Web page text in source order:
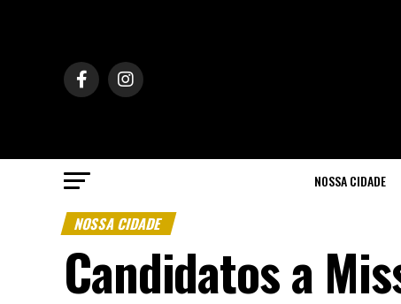
NOSSA CIDADE
NOSSA CIDADE
Candidatos a